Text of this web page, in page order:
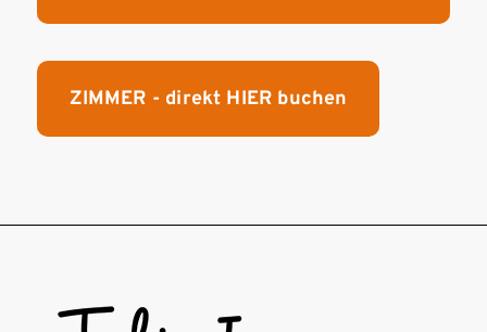
ZIMMER - direkt HIER buchen